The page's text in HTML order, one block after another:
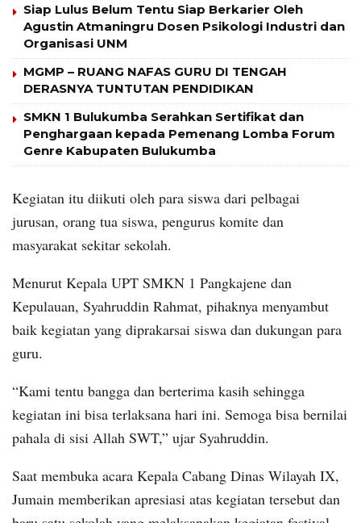
Siap Lulus Belum Tentu Siap Berkarier Oleh
Agustin Atmaningru Dosen Psikologi Industri dan
Organisasi UNM
MGMP – RUANG NAFAS GURU DI TENGAH
DERASNYA TUNTUTAN PENDIDIKAN
SMKN 1 Bulukumba Serahkan Sertifikat dan
Penghargaan kepada Pemenang Lomba Forum
Genre Kabupaten Bulukumba
Kegiatan itu diikuti oleh para siswa dari pelbagai
jurusan, orang tua siswa, pengurus komite dan
masyarakat sekitar sekolah.
Menurut Kepala UPT SMKN 1 Pangkajene dan
Kepulauan, Syahruddin Rahmat, pihaknya menyambut
baik kegiatan yang diprakarsai siswa dan dukungan para
guru.
“Kami tentu bangga dan berterima kasih sehingga
kegiatan ini bisa terlaksana hari ini. Semoga bisa bernilai
pahala di sisi Allah SWT,” ujar Syahruddin.
Saat membuka acara Kepala Cabang Dinas Wilayah IX,
Jumain memberikan apresiasi atas kegiatan tersebut dan